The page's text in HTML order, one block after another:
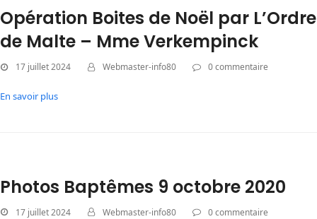
Opération Boites de Noël par L’Ordre
de Malte – Mme Verkempinck
17 juillet 2024 Webmaster-info80 0 commentaire
En savoir plus
Photos Baptêmes 9 octobre 2020
17 juillet 2024 Webmaster-info80 0 commentaire